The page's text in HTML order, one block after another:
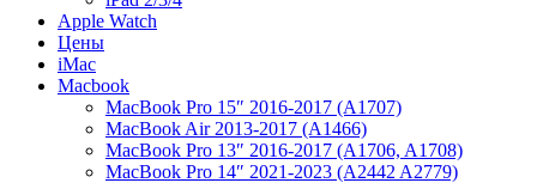
Apple Watch
Цены
iMac
Macbook
MacBook Pro 15″ 2016-2017 (A1707)
MacBook Air 2013-2017 (A1466)
MacBook Pro 13″ 2016-2017 (A1706, A1708)
MacBook Pro 14″ 2021-2023 (A2442 A2779)